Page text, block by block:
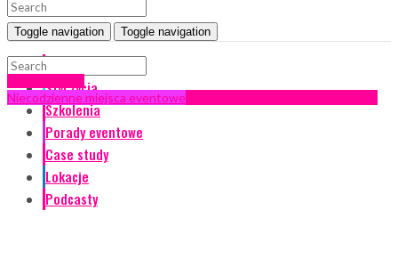
Toggle navigation Toggle navigation
Event Talks
Styl życia
Szkolenia
Porady eventowe
Case study
Lokacje
Podcasty
Niecodzienne miejsca eventowe